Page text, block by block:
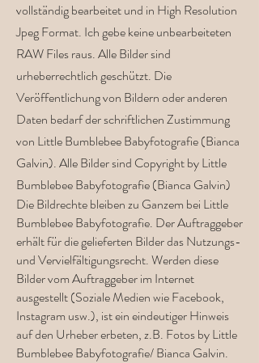
vollständig bearbeitet und in High Resolution
Jpeg Format. Ich gebe keine unbearbeiteten
RAW Files raus. Alle Bilder sind
urheberrechtlich geschützt. Die
Veröffentlichung von Bildern oder anderen
Daten bedarf der schriftlichen Zustimmung
von Little Bumblebee Babyfotografie (Bianca
Galvin). Alle Bilder sind Copyright by Little
Bumblebee Babyfotografie (Bianca Galvin)
Die Bildrechte bleiben zu Ganzem bei Little
Bumblebee Babyfotografie. Der Auftraggeber
erhält für die gelieferten Bilder das Nutzungs-
und Vervielfältigungsrecht. Werden diese
Bilder vom Auftraggeber im Internet
ausgestellt (Soziale Medien wie Facebook,
Instagram usw.), ist ein eindeutiger Hinweis
auf den Urheber erbeten, z.B. Fotos by Little
Bumblebee Babyfotografie/ Bianca Galvin.